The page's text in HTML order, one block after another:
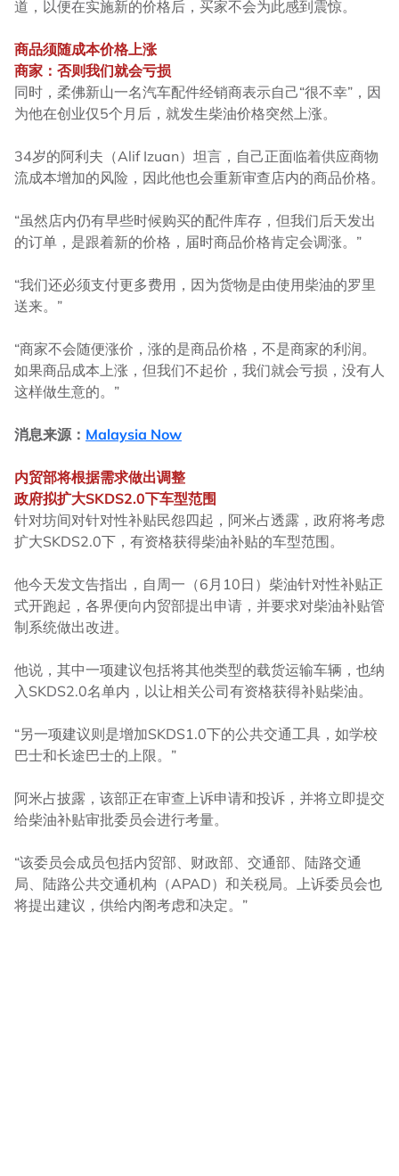
道，以便在实施新的价格后，买家不会为此感到震惊。
商品须随成本价格上涨
商家：否则我们就会亏损
同时，柔佛新山一名汽车配件经销商表示自己“很不幸”，因
为他在创业仅5个月后，就发生柴油价格突然上涨。
34岁的阿利夫（Alif Izuan）坦言，自己正面临着供应商物
流成本增加的风险，因此他也会重新审查店内的商品价格。
“虽然店内仍有早些时候购买的配件库存，但我们后天发出
的订单，是跟着新的价格，届时商品价格肯定会调涨。”
“我们还必须支付更多费用，因为货物是由使用柴油的罗里
送来。”
“商家不会随便涨价，涨的是商品价格，不是商家的利润。
如果商品成本上涨，但我们不起价，我们就会亏损，没有人
这样做生意的。”
消息来源： Malaysia Now
内贸部将根据需求做出调整
政府拟扩大SKDS2.0下车型范围
针对坊间对针对性补贴民怨四起，阿米占透露，政府将考虑
扩大SKDS2.0下，有资格获得柴油补贴的车型范围。
他今天发文告指出，自周一（6月10日）柴油针对性补贴正
式开跑起，各界便向内贸部提出申请，并要求对柴油补贴管
制系统做出改进。
他说，其中一项建议包括将其他类型的载货运输车辆，也纳
入SKDS2.0名单内，以让相关公司有资格获得补贴柴油。
“另一项建议则是增加SKDS1.0下的公共交通工具，如学校
巴士和长途巴士的上限。”
阿米占披露，该部正在审查上诉申请和投诉，并将立即提交
给柴油补贴审批委员会进行考量。
“该委员会成员包括内贸部、财政部、交通部、陆路交通
局、陆路公共交通机构（APAD）和关税局。上诉委员会也
将提出建议，供给内阁考虑和决定。”